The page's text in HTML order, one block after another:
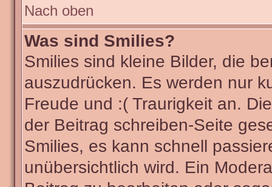
Nach oben
Was sind Smilies?
Smilies sind kleine Bilder, die
auszudrücken. Es werden nur
Freude und :( Traurigkeit an.
der Beitrag schreiben-Seite
Smilies, es kann schnell
unübersichtlich wird. Ein